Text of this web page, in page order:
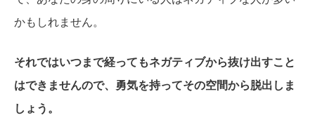
かもしれません。
それではいつまで経ってもネガティブから抜け出すこと
はできませんので、勇気を持ってその空間から脱出しま
しょう。